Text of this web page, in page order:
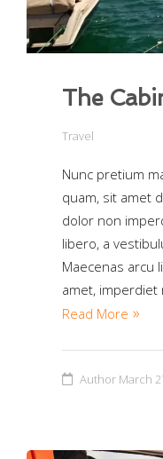
The
Travel
Nunc pretium
quam, sit amet
dolor non
libero, a
Maecenas arcu
amet, imperdiet
Read More
Author March